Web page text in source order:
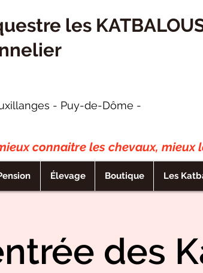
les
- Puy-de-Dôme -
connaitre les chevaux, mieux
Élevage Boutique Les
des